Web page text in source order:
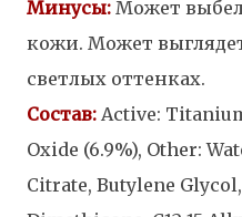
Минусы: Может
кожи. Может
светлых оттенках.
Состав: Active:
Oxide (6.9%), Other:
Citrate, Butylene